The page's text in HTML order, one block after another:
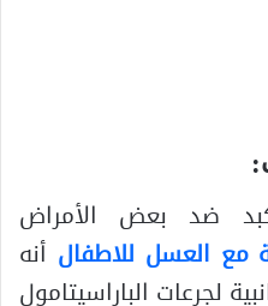
ضد بعض الأمراض
مع العسل للاطفال أنه
لجرعات الباراسيتامول